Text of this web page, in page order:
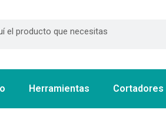
Herramientas Cortadores